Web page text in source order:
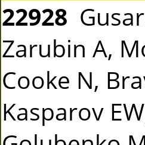
22928
Zarubin A,
Cooke N,
Kasparov